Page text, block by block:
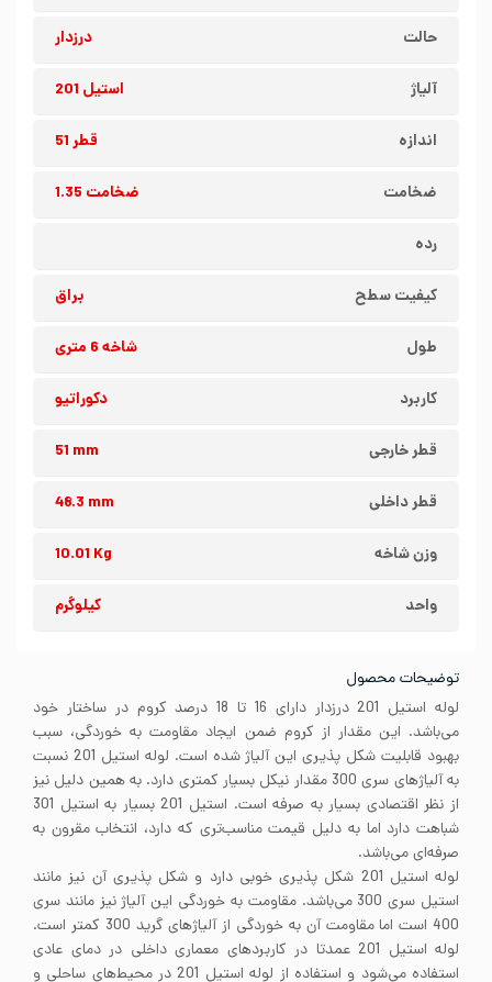
حالت درزدار
آلیاژ استیل 201
اندازه قطر 51
ضخامت ضخامت 1.35
رده
کیفیت سطح براق
طول شاخه 6 متری
کاربرد دکوراتیو
قطر خارجی 51 mm
قطر داخلی 48.3 mm
وزن شاخه 10.01 Kg
واحد کیلوگرم
توضیحات محصول
لوله استیل 201 درزدار دارای 16 تا 18 درصد کروم در ساختار خود
می‌باشد. این مقدار از کروم ضمن ایجاد مقاومت به خوردگی، سبب
بهبود قابلیت شکل پذیری این آلیاژ شده است. لوله استیل 201 نسبت
به آلیاژهای سری 300 مقدار نیکل بسیار کمتری دارد. به همین دلیل نیز
از نظر اقتصادی بسیار به صرفه است. استیل 201 بسیار به استیل 301
شباهت دارد اما به دلیل قیمت مناسب‌تری که دارد، انتخاب مقرون به
صرفه‌ای می‌باشد.
لوله استیل 201 شکل پذیری خوبی دارد و شکل پذیری آن نیز مانند
استیل سری 300 می‌باشد. مقاومت به خوردگی این آلیاژ نیز مانند سری
400 است اما مقاومت آن به خوردگی از آلیاژهای گرید 300 کمتر است.
لوله استیل 201 عمدتا در کاربردهای معماری داخلی در دمای عادی
استفاده می‌شود و استفاده از لوله استیل 201 در محیط‌های ساحلی و